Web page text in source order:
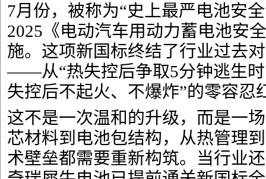
7月份，被称为“史上最严电池安
2025《电动汽车用动力蓄电池安
施。这项新国标终结了行业过去
——从“热失控后争取5分钟逃生时
失控后不起火、不爆炸”的零容忍
这不是一次温和的升级，而是一
芯材料到电池包结构，从热管理
术壁垒都需要重新构筑。当行业